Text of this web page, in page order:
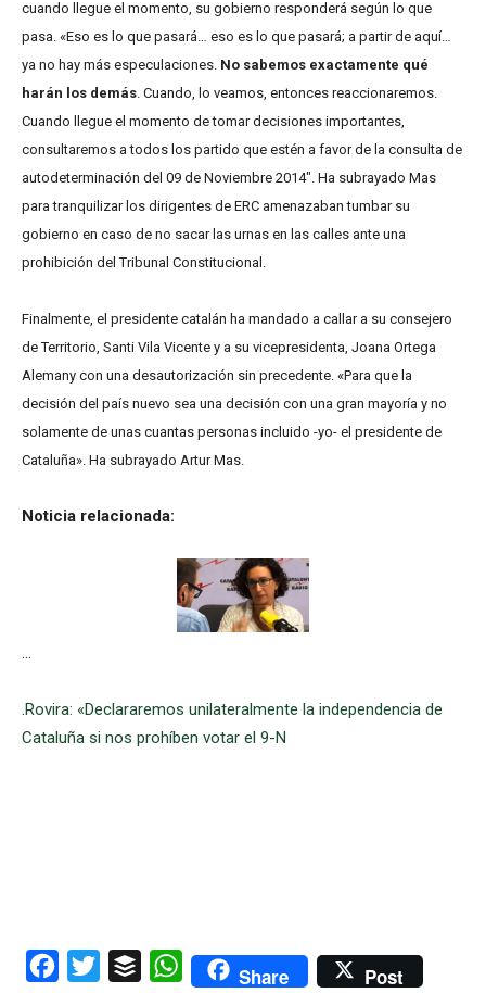
cuando llegue el momento, su gobierno responderá según lo que
pasa. «Eso es lo que pasará… eso es lo que pasará; a partir de aquí…
ya no hay más especulaciones. No sabemos exactamente qué
harán los demás. Cuando, lo veamos, entonces reaccionaremos.
Cuando llegue el momento de tomar decisiones importantes,
consultaremos a todos los partido que estén a favor de la consulta de
autodeterminación del 09 de Noviembre 2014″. Ha subrayado Mas
para tranquilizar los dirigentes de ERC amenazaban tumbar su
gobierno en caso de no sacar las urnas en las calles ante una
prohibición del Tribunal Constitucional.
Finalmente, el presidente catalán ha mandado a callar a su consejero
de Territorio, Santi Vila Vicente y a su vicepresidenta, Joana Ortega
Alemany con una desautorización sin precedente. «Para que la
decisión del país nuevo sea una decisión con una gran mayoría y no
solamente de unas cuantas personas incluido -yo- el presidente de
Cataluña». Ha subrayado Artur Mas.
Noticia relacionada:
…
.Rovira: «Declararemos unilateralmente la independencia de
Cataluña si nos prohíben votar el 9-N
Facebook
Twitter Buffer WhatsAppShare Post